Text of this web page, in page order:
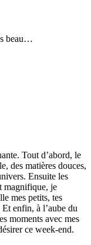
beau…
Tout d’abord, le
des matières douces,
Ensuite les
magnifique, je
mes petits, tes
enfin, à l’aube du
moments avec mes
ce week-end.